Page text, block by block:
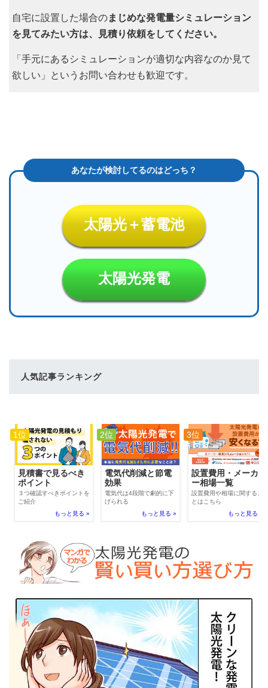
自宅に設置した場合のまじめな発電量シミュレーション
を見てみたい方は、見積り依頼をしてください。
「手元にあるシミュレーションが適切な内容なのか見て
欲しい」というお問い合わせも歓迎です。
太陽光＋蓄電池
太陽光発電
人気記事ランキング
1位
見積書で見るべき
ポイント
３つ確認すべきポイントを
ご紹介
もっと見る »
2位
電気代削減と節電
効果
電気代は4段階で劇的に下
げられる
もっと見る »
3位
設置費用・メーカ
ー相場一覧
設置費用や相場に関するこ
とはこちら
もっと見る »